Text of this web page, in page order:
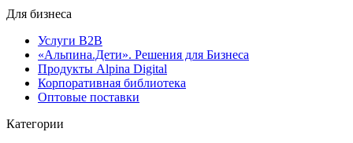
Для бизнеса
Услуги B2B
«Альпина.Дети». Решения для Бизнеса
Продукты Alpina Digital
Корпоративная библиотека
Оптовые поставки
Категории